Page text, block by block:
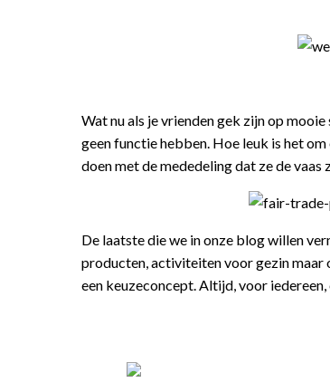
Wat nu als je vrienden gek zijn op
geen functie hebben. Hoe leuk is het
doen met de mededeling dat ze de
De laatste die we in onze blog willen
producten, activiteiten voor gezin maar
een keuzeconcept. Altijd, voor